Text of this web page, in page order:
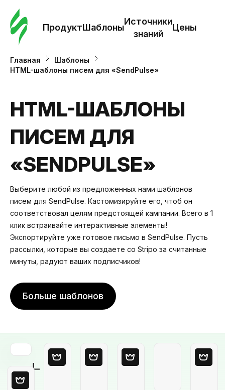
ПродуктШаблоны
Источники
знаний
Цены
Главная
Шаблоны
HTML-шаблоны писем для «SendPulse»
HTML-ШАБЛОНЫ
ПИСЕМ ДЛЯ
«SENDPULSE»
Выберите любой из предложенных нами шаблонов
писем для SendPulse. Кастомизируйте его, чтоб он
соответствовал целям предстоящей кампании. Всего в 1
клик встраивайте интерактивные элементы!
Экспортируйте уже готовое письмо в SendPulse. Пусть
рассылки, которые вы создаете со Stripo за считанные
минуты, радуют ваших подписчиков!
Больше шаблонов